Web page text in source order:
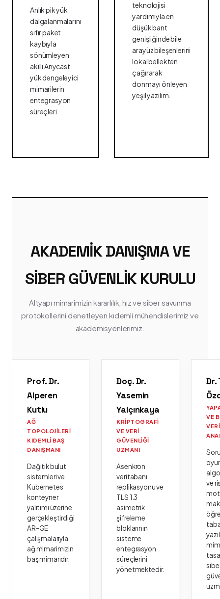
Anlık pik yük
dalgalanmalarını
sıfır paket
kaybıyla
sönümleyen
akıllı Anycast
yük dengeleyici
mimarilerin
entegrasyon
süreçleri.
teknolojisi
yardımıyla en
düşük bant
genişliğinde bile
arayüz bileşenlerini
lokal bellekten
çağırarak
donmayı önleyen
yeşil yazılım.
AKADEMIK DANIŞMA VE
SIBER GÜVENLIK KURULU
Altyapı mimarimizin kararlılık, hız ve siber savunma
protokollerini denetleyen kıdemli mühendislerimiz ve
akademisyenlerimiz.
Prof. Dr.
Alperen
Kutlu
AĞ
TOPOLOJILERI
KIDEMLI BAŞ
DANIŞMANI
Dağıtık bulut
sistemleri ve
Kubernetes
konteyner
yalıtımı üzerine
gerçekleştirdiği
AR-GE
çalışmalarıyla
ağ mimarimizin
baş mimarıdır.
Doç. Dr.
Yasemin
Yalçınkaya
KRIPTOGRAFI
VE VERI
GÜVENLIĞI
UZMANI
Asenkron
veritabanı
replikasyonu ve
TLS 1.3
asimetrik
şifreleme
bloklarının
sisteme
entegrasyon
süreçlerini
yönetmektedir.
Dr.
VE
VERI
ve